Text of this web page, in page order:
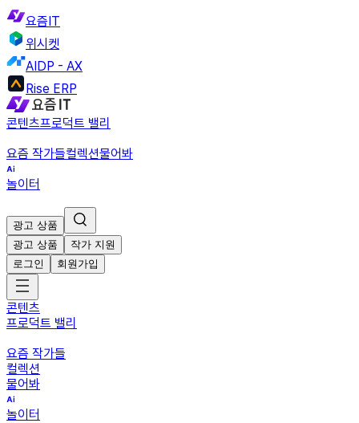
요즘IT
위시켓
AIDP - AX
Rise ERP
콘텐츠프로덕트 밸리
요즘 작가들컬렉션물어봐
놀이터
광고 상품
광고 상품
작가 지원
로그인
회원가입
콘텐츠
프로덕트 밸리
요즘 작가들
컬렉션
물어봐
놀이터